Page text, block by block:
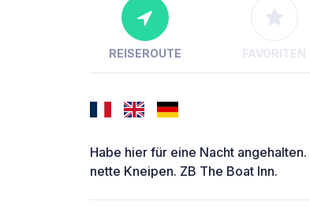
REISEROUTE FAVORITEN
Habe hier für eine Nacht
nette Kneipen. ZB The Boat Inn.